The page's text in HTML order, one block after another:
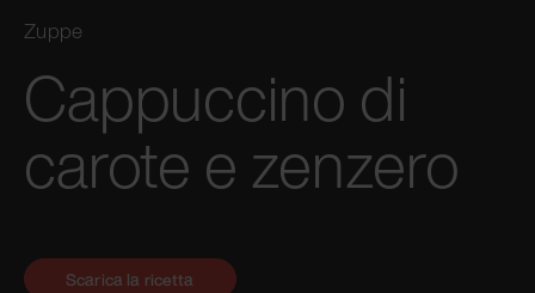
Zuppe
Cappuccino di
carote e zenzero
Scarica la ricetta